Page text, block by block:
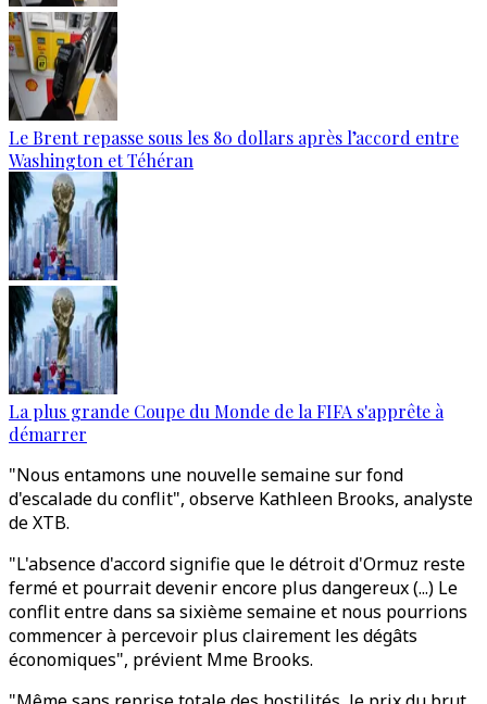
Le Brent repasse sous les 80 dollars après l’accord entre
Washington et Téhéran
La plus grande Coupe du Monde de la FIFA s'apprête à
démarrer
"Nous entamons une nouvelle semaine sur fond
d'escalade du conflit", observe Kathleen Brooks, analyste
de XTB.
"L'absence d'accord signifie que le détroit d'Ormuz reste
fermé et pourrait devenir encore plus dangereux (...) Le
conflit entre dans sa sixième semaine et nous pourrions
commencer à percevoir plus clairement les dégâts
économiques", prévient Mme Brooks.